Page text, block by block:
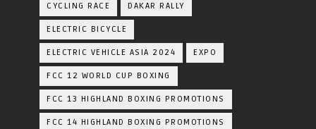
CYCLING RACE DAKAR RALLY
ELECTRIC BICYCLE
ELECTRIC VEHICLE ASIA 2024 EXPO
FCC 12 WORLD CUP BOXING
FCC 13 HIGHLAND BOXING PROMOTIONS
FCC 14 HIGHLAND BOXING PROMOTIONS